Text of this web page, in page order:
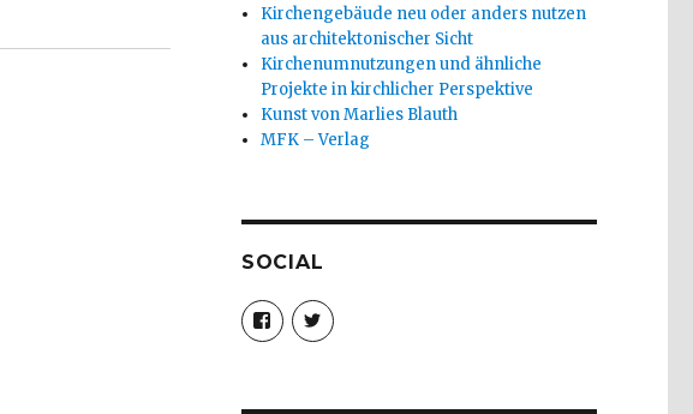
Kirchengebäude neu oder anders nutzen
aus architektonischer Sicht
Kirchenumnutzungen und ähnliche
Projekte in kirchlicher Perspektive
Kunst von Marlies Blauth
MFK – Verlag
SOCIAL
Profil
von
christoph.fleischer1
anzeigen
Profil
von
anzeigen